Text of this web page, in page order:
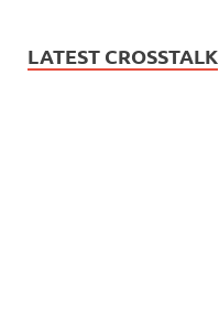
LATEST CROSSTALK